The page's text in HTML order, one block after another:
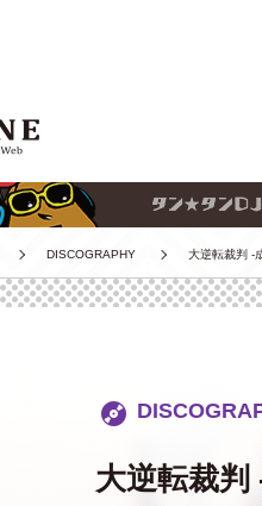
DISCOGRAPHY 大逆転裁判 -
大逆転裁判